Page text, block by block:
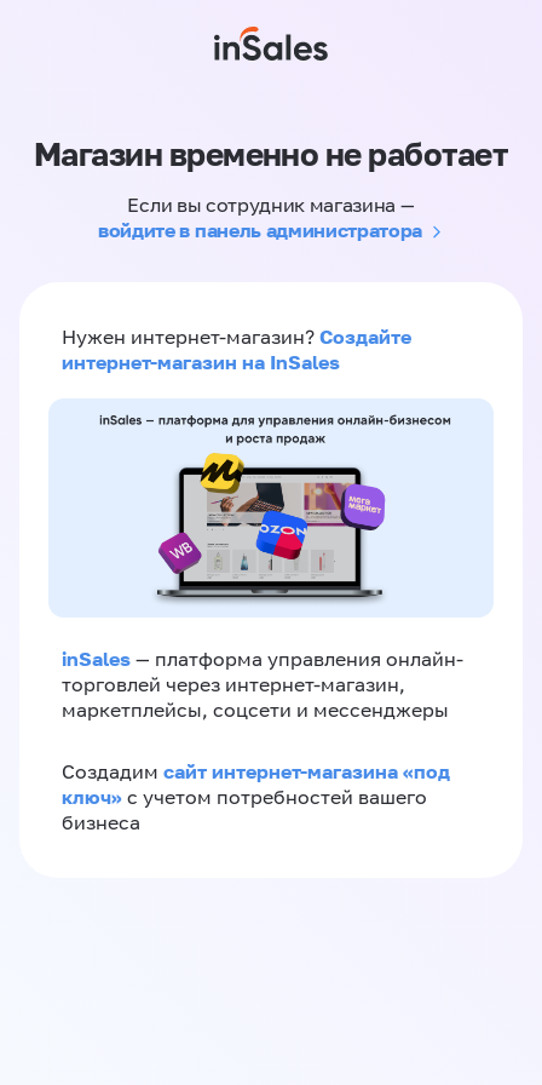
Магазин временно не работает
Если вы сотрудник магазина —
войдите в панель администратора
Нужен интернет-магазин? Создайте
интернет-магазин на InSales
inSales — платформа управления онлайн-
торговлей через интернет-магазин,
маркетплейсы, соцсети и мессенджеры
Создадим сайт интернет-магазина «под
ключ» с учетом потребностей вашего
бизнеса